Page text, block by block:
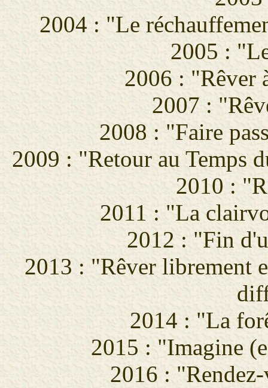
2004 : "Le
2005 :
2006 : "Rêver
2007 :
2008 : "Faire
2009 : "Retour au Temps
2010 :
2011 : "La
2012 : "Fin
2013 : "Rêver librement
2014 : "La
2015 : "Imagine
2016 :